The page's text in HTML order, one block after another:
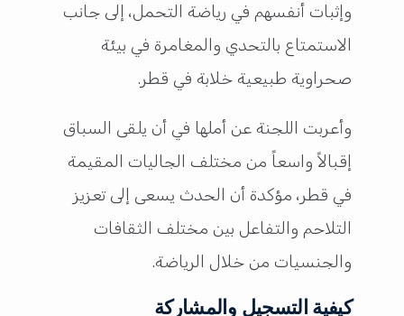
وإثبات أنفسهم في رياضة التحمل، إلى جانب
الاستمتاع بالتحدي والمغامرة في بيئة
صحراوية طبيعية خلابة في قطر.
وأعربت اللجنة عن أملها في أن يلقى السباق
إقبالاً واسعاً من مختلف الجاليات المقيمة
في قطر، مؤكدة أن الحدث يسعى إلى تعزيز
التلاحم والتفاعل بين مختلف الثقافات
والجنسيات من خلال الرياضة.
كيفية التسجيل والمشاركة